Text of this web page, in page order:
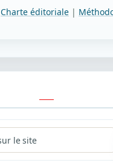
Charte éditoriale |